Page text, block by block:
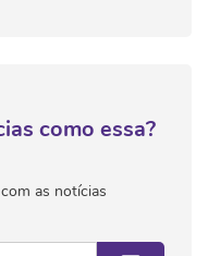
como essa?
as notícias